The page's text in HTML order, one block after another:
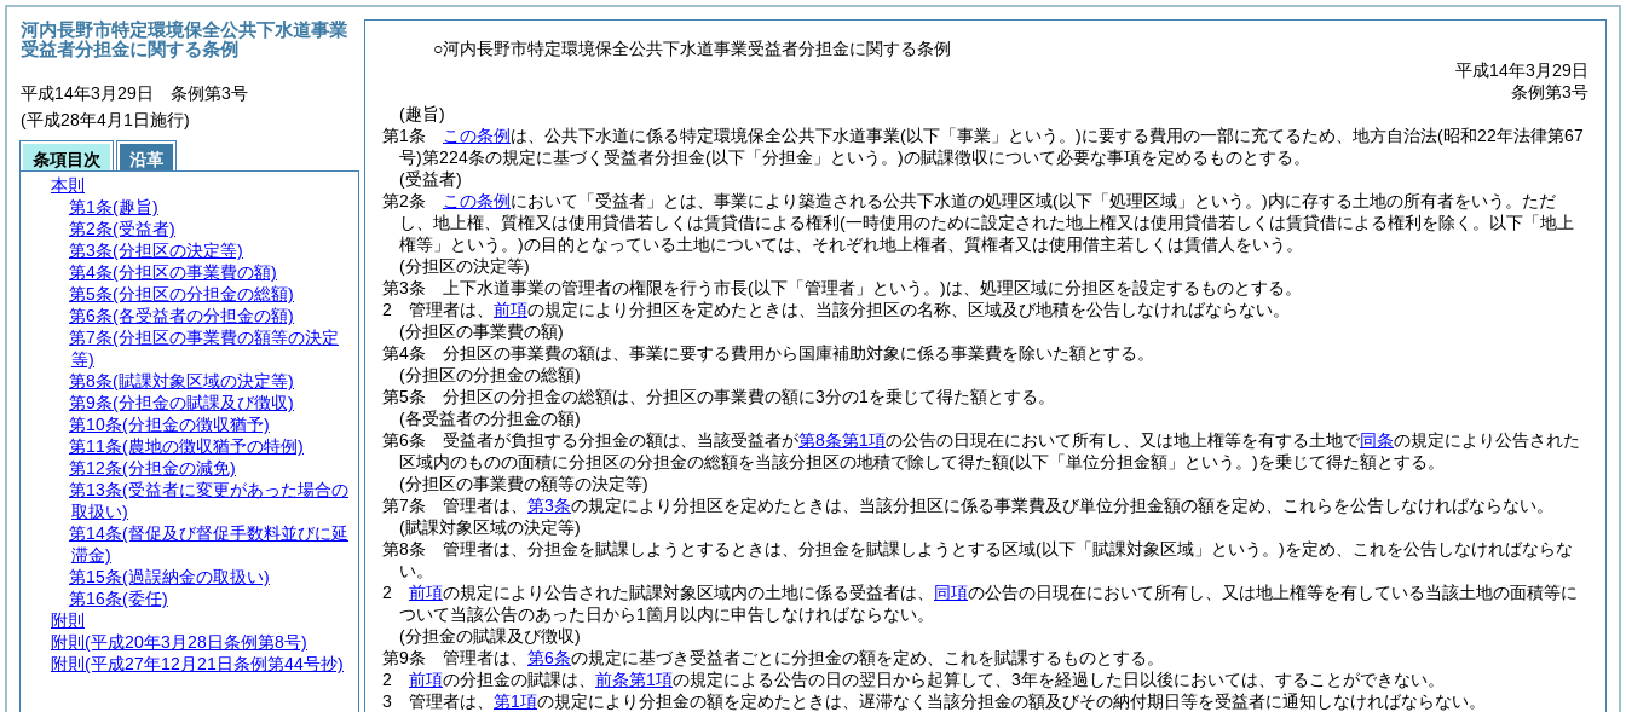
○河内長野市特定環境保全公共下水道事業受益者分担金に関する条例
平成14年3月29日
条例第3号
(趣旨)
第1条
この条例 は、公共下水道に係る特定環境保全公共下水道事業(以下「事業」という。)に要する費用の一部に充てるため、地方自治法(昭和22年法律第67
号)第224条の規定に基づく受益者分担金(以下「分担金」という。)の賦課徴収について必要な事項を定めるものとする。
(受益者)
第2条
この条例 において「受益者」とは、事業により築造される公共下水道の処理区域(以下「処理区域」という。)内に存する土地の所有者をいう。 ただ
し、地上権、質権又は使用貸借若しくは賃貸借による権利 (一時使用のために設定された地上権又は使用貸借若しくは賃貸借による権利を除く。以下「地上
権等」という。)の目的となっている土地については、それぞれ地上権者、質権者又は使用借主若しくは賃借人をいう。
(分担区の決定等)
第3条
上下水道事業の管理者の権限を行う市長(以下「管理者」という。)は、処理区域に分担区を設定するものとする。
2
管理者は、 前項の規定により分担区を定めたときは、当該分担区の名称、区域及び地積を公告しなければならない。
(分担区の事業費の額)
第4条
分担区の事業費の額は、事業に要する費用から国庫補助対象に係る事業費を除いた額とする。
(分担区の分担金の総額)
第5条
分担区の分担金の総額は、分担区の事業費の額に3分の1を乗じて得た額とする。
(各受益者の分担金の額)
第6条
受益者が負担する分担金の額は、当該受益者が第8条第1項の公告の日現在において所有し、又は地上権等を有する土地で同条の規定により公告された
区域内のものの面積に分担区の分担金の総額を当該分担区の地積で除して得た額(以下「単位分担金額」という。)を乗じて得た額とする。
(分担区の事業費の額等の決定等)
第7条
管理者は、 第3条の規定により分担区を定めたときは、当該分担区に係る事業費及び単位分担金額の額を定め、これらを公告しなければならない。
(賦課対象区域の決定等)
第8条
管理者は、分担金を賦課しようとするときは、分担金を賦課しようとする区域(以下「賦課対象区域」という。)を定め、これを公告しなければならな
い。
2
前項の規定により公告された賦課対象区域内の土地に係る受益者は、 同項の公告の日現在において所有し、又は地上権等を有している当該土地の面積等に
ついて当該公告のあった日から1箇月以内に申告しなければならない。
(分担金の賦課及び徴収)
第9条
管理者は、 第6条の規定に基づき受益者ごとに分担金の額を定め、これを賦課するものとする。
2
前項の分担金の賦課は、 前条第1項の規定による公告の日の翌日から起算して、3年を経過した日以後においては、することができない。
3
管理者は、 第1項の規定により分担金の額を定めたときは、遅滞なく当該分担金の額及びその納付期日等を受益者に通知しなければならない。
河内長野市特定環境保全公共下水道事業
受益者分担金に関する条例
平成14年3月29日 条例第3号
(平成28年4月1日施行)
条項目次
沿革
本則
第1条(趣旨)
第2条(受益者)
第3条(分担区の決定等)
第4条(分担区の事業費の額)
第5条(分担区の分担金の総額)
第6条(各受益者の分担金の額)
第7条(分担区の事業費の額等の決定
等)
第8条(賦課対象区域の決定等)
第9条(分担金の賦課及び徴収)
第10条(分担金の徴収猶予)
第11条(農地の徴収猶予の特例)
第12条(分担金の減免)
第13条(受益者に変更があった場合の
取扱い)
第14条(督促及び督促手数料並びに延
滞金)
第15条(過誤納金の取扱い)
第16条(委任)
附則
附則 (平成20年3月28日条例第8号)
附則 (平成27年12月21日条例第44号抄)